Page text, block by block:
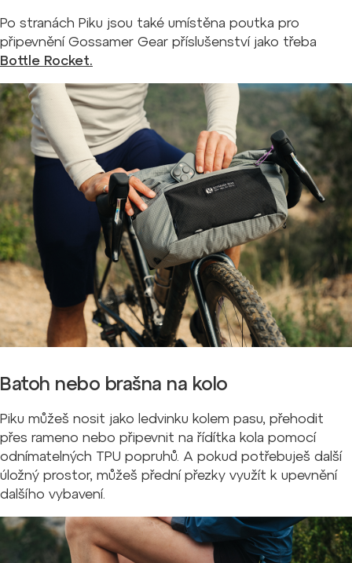
Po stranách Piku jsou také umístěna poutka pro
připevnění Gossamer Gear příslušenství jako třeba
Bottle Rocket.
Batoh nebo brašna na kolo
Piku můžeš nosit jako ledvinku kolem pasu, přehodit
přes rameno nebo připevnit na řídítka kola pomocí
odnímatelných TPU popruhů. A pokud potřebuješ další
úložný prostor, můžeš přední přezky využít k upevnění
dalšího vybavení.